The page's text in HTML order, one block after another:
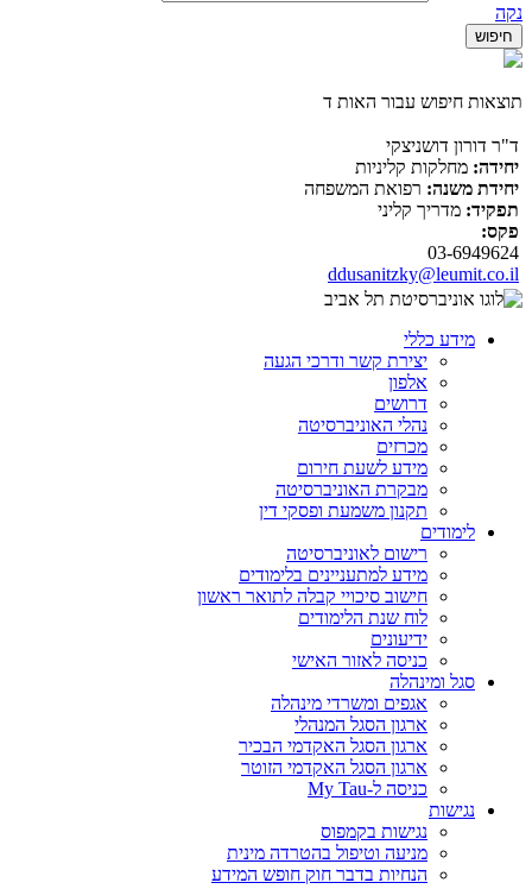
נקה
תוצאות חיפוש עבור האות ד
ד"ר דורון דושניצקי
יחידה: מחלקות קליניות
יחידת משנה: רפואת המשפחה
תפקיד: מדריך קליני
פקס:
03-6949624
ddusanitzky@leumit.co.il
מידע כללי
יצירת קשר ודרכי הגעה
אלפון
דרושים
נהלי האוניברסיטה
מכרזים
מידע לשעת חירום
מבקרת האוניברסיטה
תקנון משמעת ופסקי דין
לימודים
רישום לאוניברסיטה
מידע למתעניינים בלימודים
חישוב סיכויי קבלה לתואר ראשון
לוח שנת הלימודים
ידיעונים
כניסה לאזור האישי
סגל ומינהלה
אגפים ומשרדי מינהלה
ארגון הסגל המנהלי
ארגון הסגל האקדמי הבכיר
ארגון הסגל האקדמי הזוטר
כניסה ל-My Tau
נגישות
נגישות בקמפוס
מניעה וטיפול בהטרדה מינית
הנחיות בדבר חוק חופש המידע